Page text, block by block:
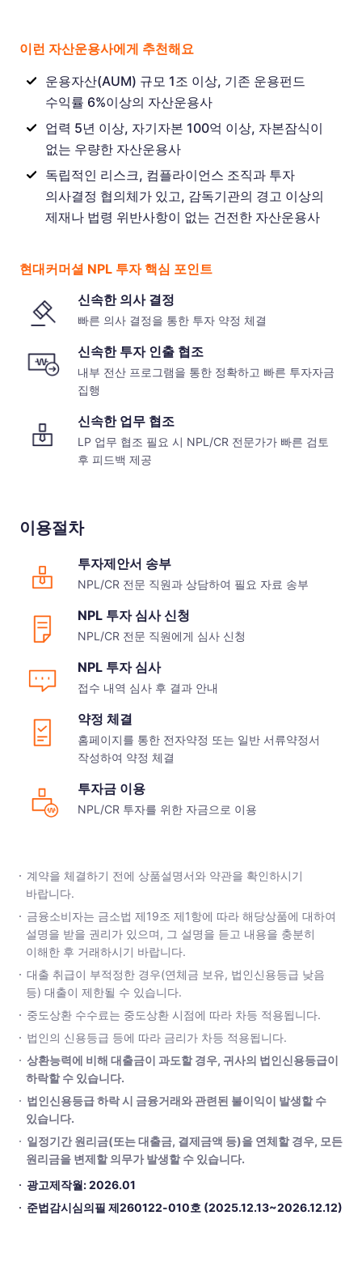
이런 자산운용사에게 추천해요
운용자산(AUM) 규모 1조 이상, 기존 운용펀드
수익률 6%이상의 자산운용사
업력 5년 이상, 자기자본 100억 이상, 자본잠식이
없는 우량한 자산운용사
독립적인 리스크, 컴플라이언스 조직과 투자
의사결정 협의체가 있고, 감독기관의 경고 이상의
제재나 법령 위반사항이 없는 건전한 자산운용사
현대커머셜 NPL 투자 핵심 포인트
신속한 의사 결정
빠른 의사 결정을 통한 투자 약정 체결
신속한 투자 인출 협조
내부 전산 프로그램을 통한 정확하고 빠른 투자자금
집행
신속한 업무 협조
LP 업무 협조 필요 시 NPL/CR 전문가가 빠른 검토
후 피드백 제공
이용절차
투자제안서 송부
NPL/CR 전문 직원과 상담하여 필요 자료 송부
NPL 투자 심사 신청
NPL/CR 전문 직원에게 심사 신청
NPL 투자 심사
접수 내역 심사 후 결과 안내
약정 체결
홈페이지를 통한 전자약정 또는 일반 서류약정서
작성하여 약정 체결
투자금 이용
NPL/CR 투자를 위한 자금으로 이용
계약을 체결하기 전에 상품설명서와 약관을 확인하시기
바랍니다.
금융소비자는 금소법 제19조 제1항에 따라 해당상품에 대하여
설명을 받을 권리가 있으며, 그 설명을 듣고 내용을 충분히
이해한 후 거래하시기 바랍니다.
대출 취급이 부적정한 경우(연체금 보유, 법인신용등급 낮음
등) 대출이 제한될 수 있습니다.
중도상환 수수료는 중도상환 시점에 따라 차등 적용됩니다.
법인의 신용등급 등에 따라 금리가 차등 적용됩니다.
상환능력에 비해 대출금이 과도할 경우, 귀사의 법인신용등급이
하락할 수 있습니다.
법인신용등급 하락 시 금융거래와 관련된 불이익이 발생할 수
있습니다.
일정기간 원리금(또는 대출금, 결제금액 등)을 연체할 경우, 모든
원리금을 변제할 의무가 발생할 수 있습니다.
광고제작월: 2026.01
준법감시심의필 제260122-010호 (2025.12.13~2026.12.12)